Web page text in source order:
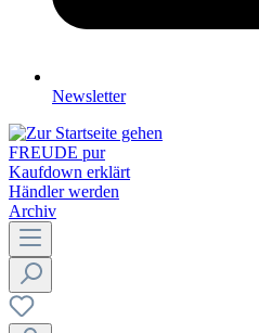
Newsletter
FREUDE pur
Kaufdown erklärt
Händler werden
Archiv